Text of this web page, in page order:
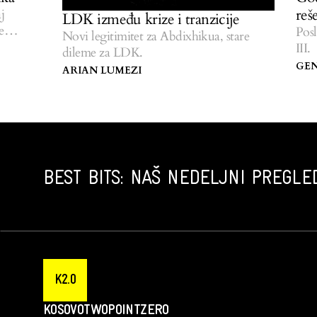
LDK između krize i tranzicije
Novi legitimitet za Abdixhikua, stare
dileme za LDK.
ARIAN LUMEZI
BEST BITS: NAŠ NEDELJNI
K2.0
KOSOVOTWOPOINTZERO